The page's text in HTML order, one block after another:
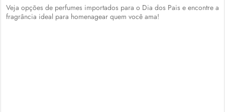
Veja opções de perfumes importados para o Dia dos Pais e encontre a
fragrância ideal para homenagear quem você ama!